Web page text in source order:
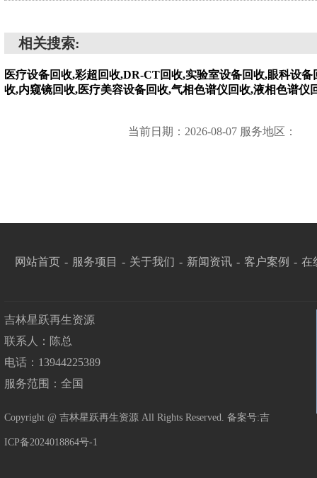
相关搜索:
医疗设备回收,彩超回收,DR-CT回收,实验室设备回收,眼科设
收,内窥镜回收,医疗美容设备回收,气相色谱仪回收,液相色谱仪
当前日期：2026-08-07 服务地区：
网站首页 - 服务项目 - 关于我们 - 新闻资讯 - 客户案例 - 在
吉林星跃再生资源
联系人：陈总
电话：13944225389
服务范围：全国
Copyright @ 吉林星跃再生资源 All Rights Reserved. 备案号:吉
ICP备2024018864号-1